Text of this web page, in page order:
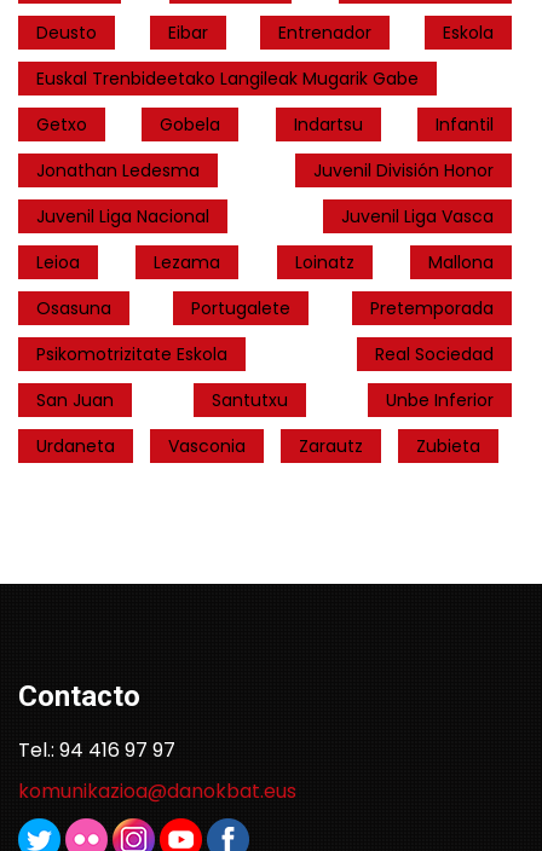
Deusto
Eibar Entrenador
Eskola
Euskal Trenbideetako Langileak Mugarik Gabe
Getxo
Gobela Indartsu
Infantil
Jonathan Ledesma
Juvenil División Honor
Juvenil Liga Nacional
Juvenil Liga Vasca
Leioa
Lezama Loinatz
Mallona
Osasuna
Portugalete
Pretemporada
Psikomotrizitate Eskola
Real Sociedad
San Juan
Santutxu
Unbe Inferior
Urdaneta
Vasconia Zarautz Zubieta
Contacto
Tel.: 94 416 97 97
komunikazioa@danokbat.eus